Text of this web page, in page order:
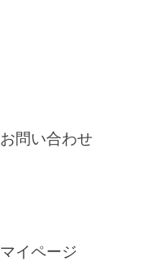
お問い合わせ
マイページ